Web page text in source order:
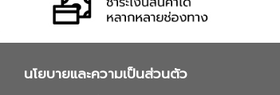
นโยบายและความเป็นส่วนตัว